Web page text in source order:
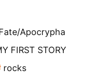
Apocrypha
FIRST STORY
rocks